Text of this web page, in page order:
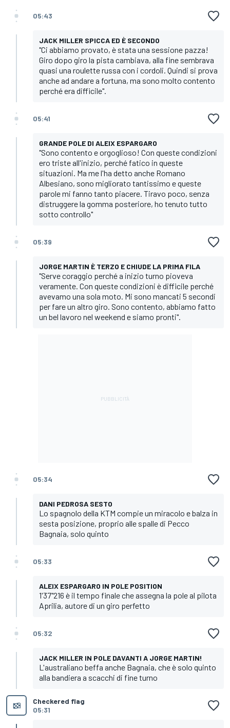
05:43
JACK MILLER SPICCA ED È SECONDO
"Ci abbiamo provato, è stata una sessione pazza!
Giro dopo giro la pista cambiava, alla fine sembrava
quasi una roulette russa con i cordoli. Quindi si prova
anche ad andare a fortuna, ma sono molto contento
perché era difficile".
05:41
GRANDE POLE DI ALEIX ESPARGARO
"Sono contento e orgoglioso! Con queste condizioni
ero triste all'inizio, perché fatico in queste
situazioni. Ma me l'ha detto anche Romano
Albesiano, sono migliorato tantissimo e queste
parole mi fanno tanto piacere. Tiravo poco, senza
distruggere la gomma posteriore, ho tenuto tutto
sotto controllo"
05:39
JORGE MARTIN È TERZO E CHIUDE LA PRIMA FILA
"Serve coraggio perché a inizio turno pioveva
veramente. Con queste condizioni è difficile perché
avevamo una sola moto. Mi sono mancati 5 secondi
per fare un altro giro. Sono contento, abbiamo fatto
un bel lavoro nel weekend e siamo pronti".
05:34
DANI PEDROSA SESTO
Lo spagnolo della KTM compie un miracolo e balza in
sesta posizione, proprio alle spalle di Pecco
Bagnaia, solo quinto
05:33
ALEIX ESPARGARO IN POLE POSITION
1'37"216 è il tempo finale che assegna la pole al pilota
Aprilia, autore di un giro perfetto
05:32
JACK MILLER IN POLE DAVANTI A JORGE MARTIN!
L'australiano beffa anche Bagnaia, che è solo quinto
alla bandiera a scacchi di fine turno
Checkered flag
05:31